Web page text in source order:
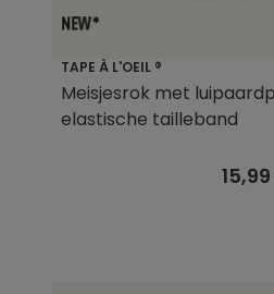
TAPE À L'OEIL ®
Meisjesrok met
elastische tailleband